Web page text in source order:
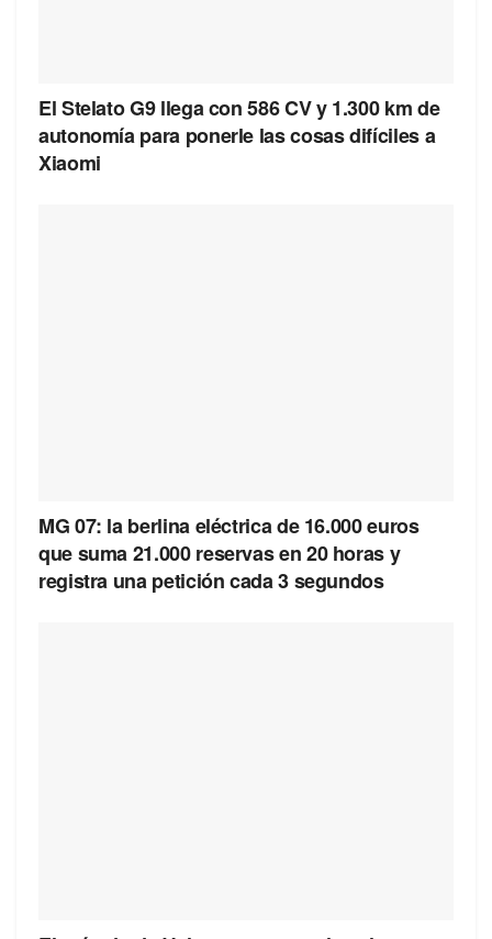
El Stelato G9 llega con 586 CV y 1.300 km de
autonomía para ponerle las cosas difíciles a
Xiaomi
MG 07: la berlina eléctrica de 16.000 euros
que suma 21.000 reservas en 20 horas y
registra una petición cada 3 segundos